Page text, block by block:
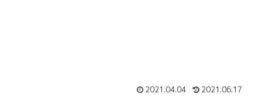
2021.04.04 2021.06.17